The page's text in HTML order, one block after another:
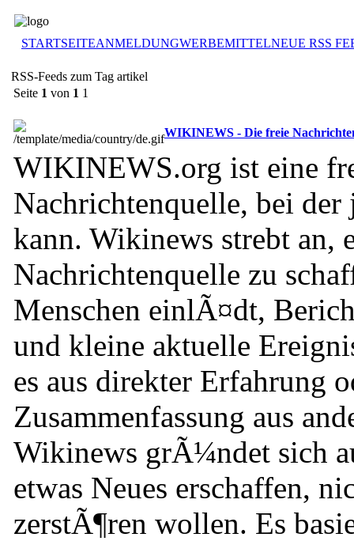
STARTSEITEANMELDUNGWERBEMITTELNEUE RSS
RSS-Feeds zum Tag artikel
Seite 1 von 1 1
WIKINEWS - Die freie
WIKINEWS.org ist eine
Nachrichtenquelle, bei der
kann. Wikinews strebt an,
Nachrichtenquelle zu
Menschen einlÃ¤dt,
und kleine aktuelle
es aus direkter Erfahrung
Zusammenfassung aus
Wikinews grÃ¼ndet sich
etwas Neues erschaffen,
zerstÃ¶ren wollen. Es